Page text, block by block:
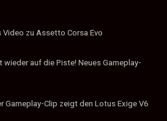
zu Assetto Corsa Evo
auf die Piste! Neues Gameplay-
Gameplay-Clip zeigt den Lotus Exige V6